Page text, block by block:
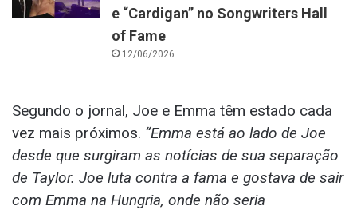
e “Cardigan” no Songwriters Hall
of Fame
12/06/2026
Segundo o jornal, Joe e Emma têm estado cada
vez mais próximos. “Emma está ao lado de Joe
desde que surgiram as notícias de sua separação
de Taylor. Joe luta contra a fama e gostava de sair
com Emma na Hungria, onde não seria